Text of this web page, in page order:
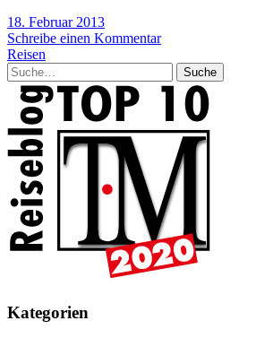
18. Februar 2013
Schreibe einen Kommentar
Reisen
Suche
Kategorien